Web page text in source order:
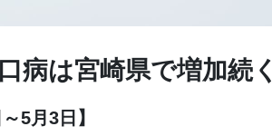
病は宮崎県で増加続く
5月3日】